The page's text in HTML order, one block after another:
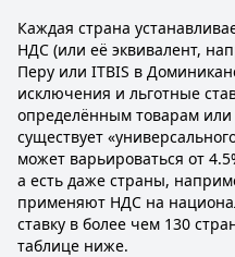
Каждая страна
НДС (или её эквивалент,
Перу или ITBIS в
исключения и льготные
определённым товарам или
существует
может варьироваться от
а есть даже страны,
применяют НДС на
ставку в более чем 130
таблице ниже.